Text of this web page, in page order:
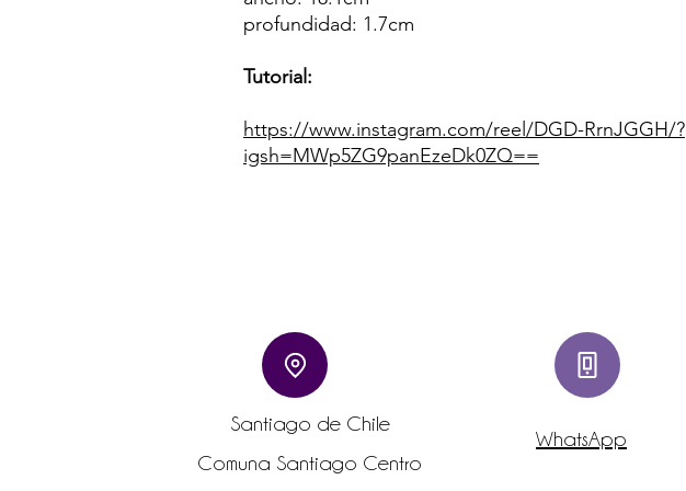
profundidad: 1.7cm
Tutorial:
https://www.instagram.com/reel/DGD-RrnJGGH/?
igsh=MWp5ZG9panEzeDk0ZQ==
Santiago de Chile
Comuna Santiago Centro
WhatsApp